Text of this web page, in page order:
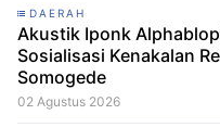
DAERAH
Akustik Iponk
Sosialisasi Kenakalan
Somogede
02 Agustus 2026